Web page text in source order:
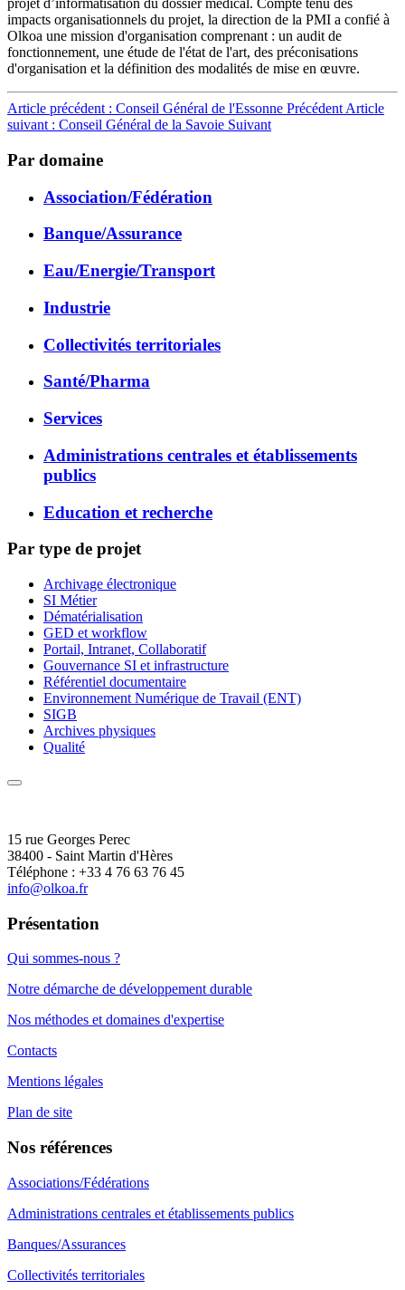
projet d’informatisation du dossier médical. Compte tenu des
impacts organisationnels du projet, la direction de la PMI a confié à
Olkoa une mission d'organisation comprenant : un audit de
fonctionnement, une étude de l'état de l'art, des préconisations
d'organisation et la définition des modalités de mise en œuvre.
Article précédent : Conseil Général de l'Essonne Précédent Article
suivant : Conseil Général de la Savoie Suivant
Par domaine
Association/Fédération
Banque/Assurance
Eau/Energie/Transport
Industrie
Collectivités territoriales
Santé/Pharma
Services
Administrations centrales et établissements
publics
Education et recherche
Par type de projet
Archivage électronique
SI Métier
Dématérialisation
GED et workflow
Portail, Intranet, Collaboratif
Gouvernance SI et infrastructure
Référentiel documentaire
Environnement Numérique de Travail (ENT)
SIGB
Archives physiques
Qualité
15 rue Georges Perec
38400 - Saint Martin d'Hères
Téléphone : +33 4 76 63 76 45
info@olkoa.fr
Présentation
Qui sommes-nous ?
Notre démarche de développement durable
Nos méthodes et domaines d'expertise
Contacts
Mentions légales
Plan de site
Nos références
Associations/Fédérations
Administrations centrales et établissements publics
Banques/Assurances
Collectivités territoriales